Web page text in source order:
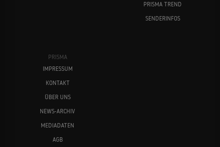
PRISMA TREND
SENDERINFOS
PRISMA
IMPRESSUM
KONTAKT
ÜBER UNS
NEWS-ARCHIV
MEDIADATEN
AGB